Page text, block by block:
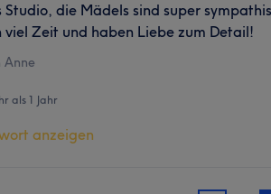
Studio, die Mädels sind super
viel Zeit und haben Liebe zum Detail!
Anne
als 1 Jahr
anzeigen